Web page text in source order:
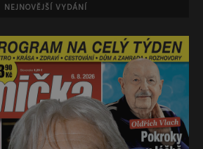
NEJNOVĚJŠÍ VYDÁNÍ